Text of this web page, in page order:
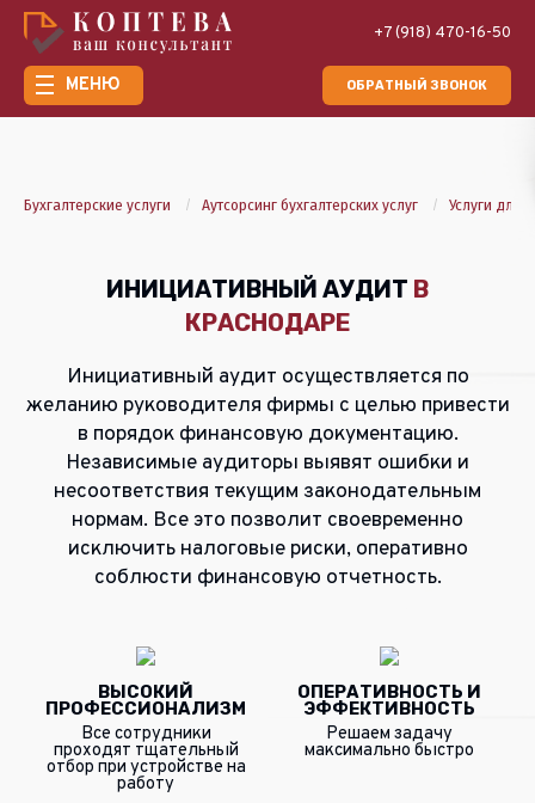
МЕНЮ ОБРАТНЫЙ ЗВОНОК
+7 (918) 470-16-50
Бухгалтерские услуги Аутсорсинг бухгалтерских услуг Услуги для
ИНИЦИАТИВНЫЙ АУДИТ В
КРАСНОДАРЕ
Инициативный аудит осуществляется по
желанию руководителя фирмы с целью привести
в порядок финансовую документацию.
Независимые аудиторы выявят ошибки и
несоответствия текущим законодательным
нормам. Все это позволит своевременно
исключить налоговые риски, оперативно
соблюсти финансовую отчетность.
ВЫСОКИЙ
ПРОФЕССИОНАЛИЗМ
Все сотрудники
проходят тщательный
отбор при устройстве на
работу
ОПЕРАТИВНОСТЬ И
ЭФФЕКТИВНОСТЬ
Решаем задачу
максимально быстро